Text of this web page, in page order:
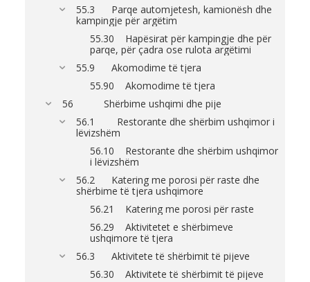
55.3 Parqe automjetesh, kamionësh dhe
kampingje për argëtim
55.30 Hapësirat për kampingje dhe për
parqe, për çadra ose rulota argëtimi
55.9 Akomodime të tjera
55.90 Akomodime të tjera
56 Shërbime ushqimi dhe pije
56.1 Restorante dhe shërbim ushqimor i
lëvizshëm
56.10 Restorante dhe shërbim ushqimor
i lëvizshëm
56.2 Katering me porosi për raste dhe
shërbime të tjera ushqimore
56.21 Katering me porosi për raste
56.29 Aktivitetet e shërbimeve
ushqimore të tjera
56.3 Aktivitete të shërbimit të pijeve
56.30 Aktivitete të shërbimit të pijeve